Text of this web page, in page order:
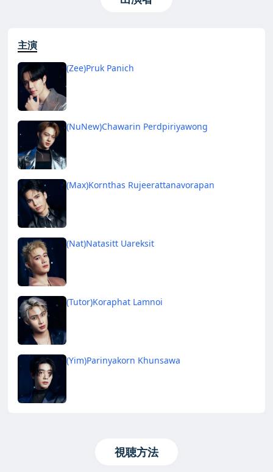
主演
(Zee)Pruk Panich
(NuNew)Chawarin Perdpiriyawong
(Max)Kornthas Rujeerattanavorapan
(Nat)Natasitt Uareksit
(Tutor)Koraphat Lamnoi
(Yim)Parinyakorn Khunsawa
視聴方法